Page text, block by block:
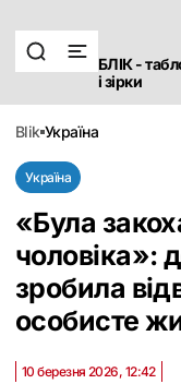
БЛІК -
і зірки
blik україна
Україна
«Була
чоловіка»:
зробила
особисте
10 березня 2026, 12:42